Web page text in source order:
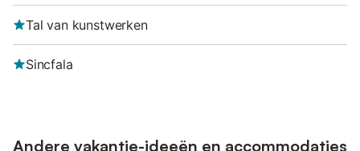
Tal van kunstwerken
Sincfala
Andere vakantie-ideeën en accommodaties